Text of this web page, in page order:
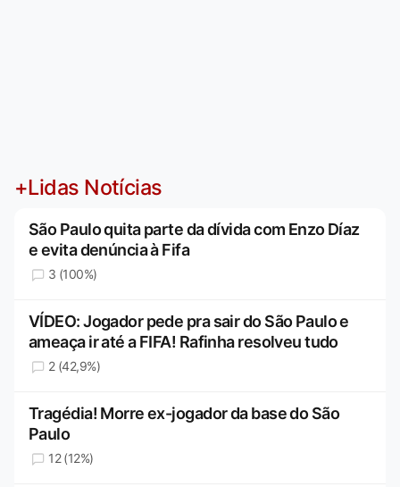
+Lidas Notícias
São Paulo quita parte da dívida com Enzo Díaz
e evita denúncia à Fifa
3 (100%)
VÍDEO: Jogador pede pra sair do São Paulo e
ameaça ir até a FIFA! Rafinha resolveu tudo
2 (42,9%)
Tragédia! Morre ex-jogador da base do São
Paulo
12 (12%)